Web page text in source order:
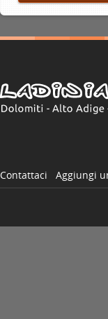
Contattaci Aggiungi